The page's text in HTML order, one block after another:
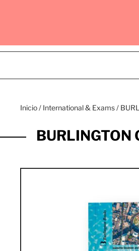
Inicio/ International & Exams/
BURLINGTON